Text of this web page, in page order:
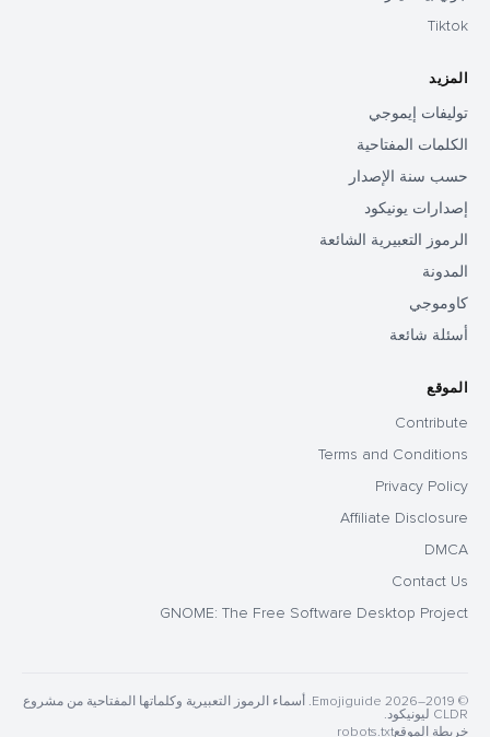
Tiktok
المزيد
توليفات إيموجي
الكلمات المفتاحية
حسب سنة الإصدار
إصدارات يونيكود
الرموز التعبيرية الشائعة
المدونة
كاوموجي
أسئلة شائعة
الموقع
Contribute
Terms and Conditions
Privacy Policy
Affiliate Disclosure
DMCA
Contact Us
GNOME: The Free Software Desktop Project
© 2019–2026 Emojiguide. أسماء الرموز التعبيرية وكلماتها المفتاحية من مشروع
CLDR ليونيكود.
خريطة الموقعrobots.txt